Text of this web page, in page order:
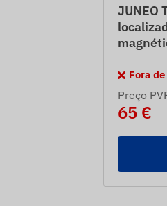
JUNEO
Fora
Preço
65 €